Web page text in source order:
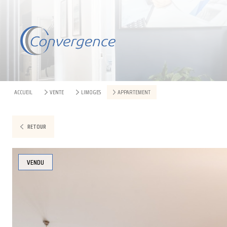
ACCUEIL VENTE LIMOGES APPARTEMENT
RETOUR
VENDU